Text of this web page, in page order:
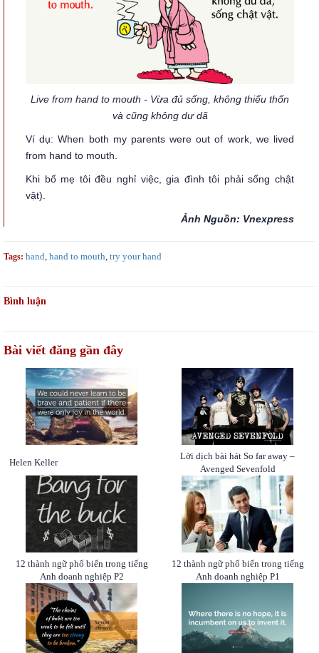
Live from hand to mouth - Vừa đủ sống, không thiếu thốn
và cũng không dư dã
Ví dụ: When both my parents were out of work, we lived
from hand to mouth.
Khi bố mẹ tôi đều nghỉ việc, gia đình tôi phải sống chật
vật).
Ảnh Nguồn: Vnexpress
Tags: hand hand to mouth try your hand
Bình luận
Bài viết đăng gần đây
Helen Keller
Lời dịch bài hát So far away –
Avenged Sevenfold
12 thành ngữ phổ biến trong tiếng
Anh doanh nghiệp P2
12 thành ngữ phổ biến trong tiếng
Anh doanh nghiệp P1